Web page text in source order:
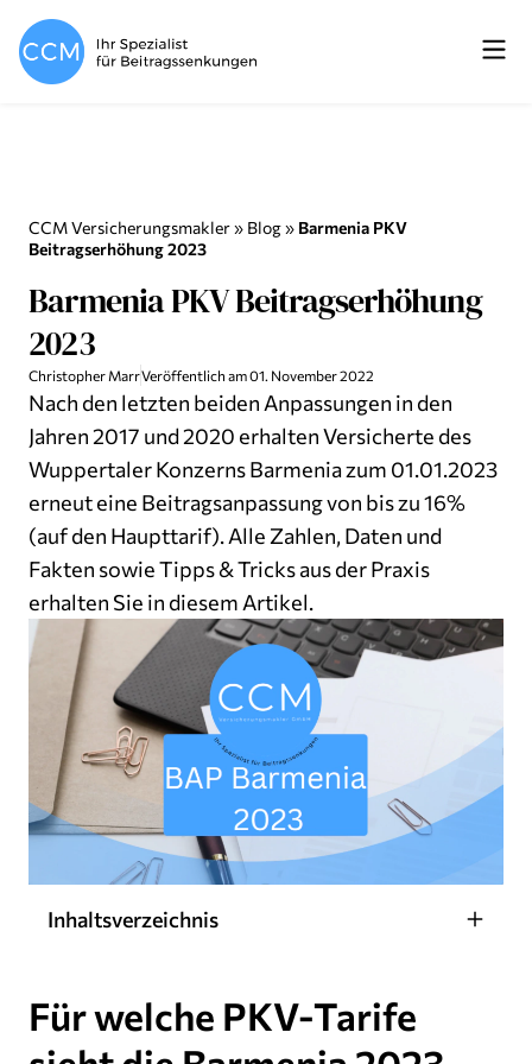
CCM Versicherungsmakler» Blog» Barmenia PKV
Beitragserhöhung 2023
Barmenia PKV Beitragserhöhung
2023
Christopher MarrVeröffentlich am01. November 2022
Nach den letzten beiden Anpassungen in den
Jahren 2017 und 2020 erhalten Versicherte des
Wuppertaler Konzerns Barmenia zum 01.01.2023
erneut eine Beitragsanpassung von bis zu 16%
(auf den Haupttarif). Alle Zahlen, Daten und
Fakten sowie Tipps & Tricks aus der Praxis
erhalten Sie in diesem Artikel.
Inhaltsverzeichnis
Für welche PKV-Tarife